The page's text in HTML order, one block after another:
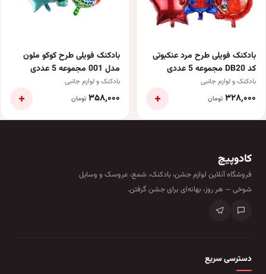
بادکنک فویلی طرح مرد عنکبوتی
کد DB20 مجموعه 5 عددی
بادکنک و لوازم جانبی
۳۲۸٬۰۰۰ تومان +
بادکنک فویلی طرح کوکو ملون
مدل 001 مجموعه 5 عددی
بادکنک و لوازم جانبی
۳۵۸٬۰۰۰ تومان +
کادوپیچ
فروشگاه آنلاین لوازم جشن، بادکنک، شمع، عروسک و وسایل
شوخی — هر روز، بهانه‌ای برای جشن گرفتن.
دسترسی سریع